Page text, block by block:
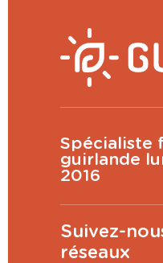
Spécialiste
guirlande
2016
Suivez-
réseaux